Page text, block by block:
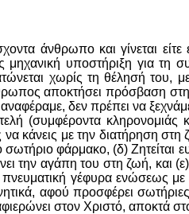
άνθρωπο και γίνεται
υποστήριξη για τη
χωρίς τη θέλησή του,
αποκτήσει πρόσβαση στην
δεν πρέπει να
(συμφέροντα
να κάνεις με την
φάρμακο, (δ)
αγάπη του στη ζωή, και (ε)
γέφυρα ενώσεως
αφού προσφέρει
στον Χριστό, αποκτά